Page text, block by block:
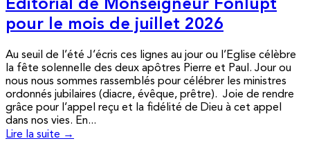
Éditorial de Monseigneur Fonlupt
pour le mois de juillet 2026
Au seuil de l’été J’écris ces lignes au jour ou l’Eglise célèbre
la fête solennelle des deux apôtres Pierre et Paul. Jour ou
nous nous sommes rassemblés pour célébrer les ministres
ordonnés jubilaires (diacre, évêque, prêtre). Joie de rendre
grâce pour l’appel reçu et la fidélité de Dieu à cet appel
dans nos vies. En...
Lire la suite →